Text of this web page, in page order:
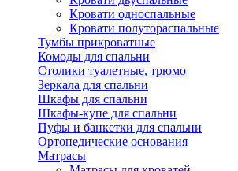
Кровати односпальные
Кровати полутораспальные
Тумбы прикроватные
Комоды для спальни
Столики туалетные, трюмо
Зеркала для спальни
Шкафы для спальни
Шкафы-купе для спальни
Пуфы и банкетки для спальни
Ортопедические основания
Матрасы